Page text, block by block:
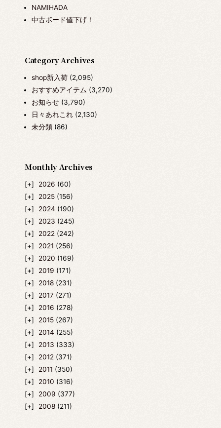
NAMIHADA
中古ボード値下げ！
Category Archives
shop新入荷(2,095)
おすすめアイテム (3,270)
お知らせ(3,790)
日々あれこれ(2,130)
未分類(86)
Monthly Archives
2026 (60)
2025 (156)
2024 (190)
2023 (245)
2022 (242)
2021 (256)
2020 (169)
2019 (171)
2018 (231)
2017 (271)
2016 (278)
2015 (267)
2014 (255)
2013 (333)
2012 (371)
2011 (350)
2010 (316)
2009 (377)
2008 (211)